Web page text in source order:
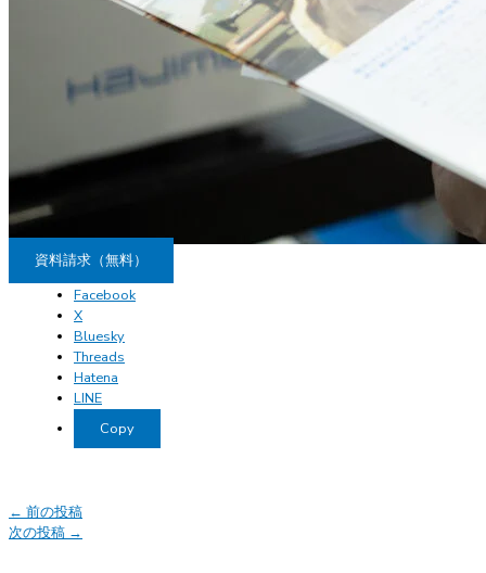
資料請求（無料）
Facebook
X
Bluesky
Threads
Hatena
LINE
Copy
← 前の投稿
次の投稿 →